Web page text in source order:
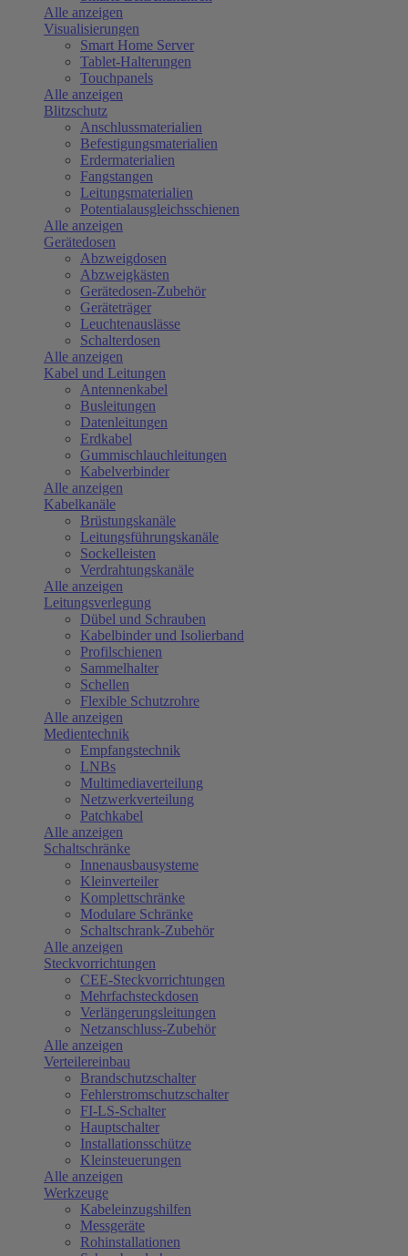
Alle anzeigen
Visualisierungen
Smart Home Server
Tablet-Halterungen
Touchpanels
Alle anzeigen
Blitzschutz
Anschlussmaterialien
Befestigungsmaterialien
Erdermaterialien
Fangstangen
Leitungsmaterialien
Potentialausgleichsschienen
Alle anzeigen
Gerätedosen
Abzweigdosen
Abzweigkästen
Gerätedosen-Zubehör
Geräteträger
Leuchtenauslässe
Schalterdosen
Alle anzeigen
Kabel und Leitungen
Antennenkabel
Busleitungen
Datenleitungen
Erdkabel
Gummischlauchleitungen
Kabelverbinder
Alle anzeigen
Kabelkanäle
Brüstungskanäle
Leitungsführungskanäle
Sockelleisten
Verdrahtungskanäle
Alle anzeigen
Leitungsverlegung
Dübel und Schrauben
Kabelbinder und Isolierband
Profilschienen
Sammelhalter
Schellen
Flexible Schutzrohre
Alle anzeigen
Medientechnik
Empfangstechnik
LNBs
Multimediaverteilung
Netzwerkverteilung
Patchkabel
Alle anzeigen
Schaltschränke
Innenausbausysteme
Kleinverteiler
Komplettschränke
Modulare Schränke
Schaltschrank-Zubehör
Alle anzeigen
Steckvorrichtungen
CEE-Steckvorrichtungen
Mehrfachsteckdosen
Verlängerungsleitungen
Netzanschluss-Zubehör
Alle anzeigen
Verteilereinbau
Brandschutzschalter
Fehlerstromschutzschalter
FI-LS-Schalter
Hauptschalter
Installationsschütze
Kleinsteuerungen
Alle anzeigen
Werkzeuge
Kabeleinzugshilfen
Messgeräte
Rohinstallationen